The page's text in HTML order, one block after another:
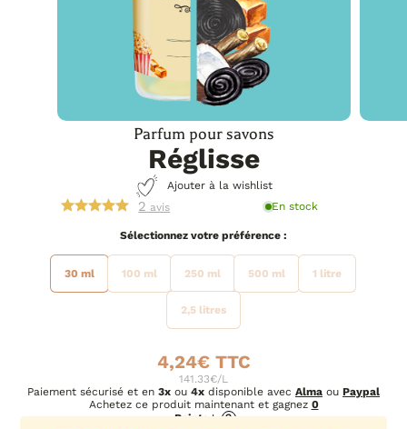
Parfum pour savons
Réglisse
Ajouter à la wishlist
2 avis En stock
préférence
30 ml 100 ml 250 ml 500 ml 1 litre
2,5 litres
4,24€
141.33€/L
Paiement sécurisé et en 3x ou 4x disponible avec Alma ou Paypal
Achetez ce produit maintenant et gagnez 0
Points! ?